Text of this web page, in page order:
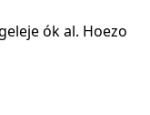
ók al. Hoezo